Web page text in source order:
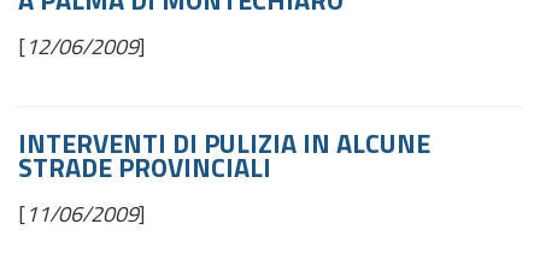
[12/06/2009]
INTERVENTI DI PULIZIA IN ALCUNE
STRADE PROVINCIALI
[11/06/2009]